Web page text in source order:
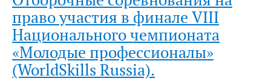
право участия в финале VIII
Национального чемпионата
«Молодые профессионалы»
(WorldSkills Russia).